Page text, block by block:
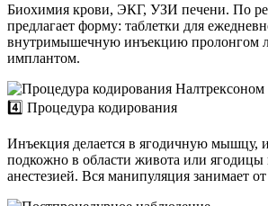
Биохимия крови, ЭКГ, УЗИ печени. По
предлагает форму: таблетки для
внутримышечную инъекцию пролонгом
имплантом.
4️⃣ Процедура кодирования
Инъекция делается в ягодичную мышцу,
подкожно в области живота или ягодицы
анестезией. Вся манипуляция занимает